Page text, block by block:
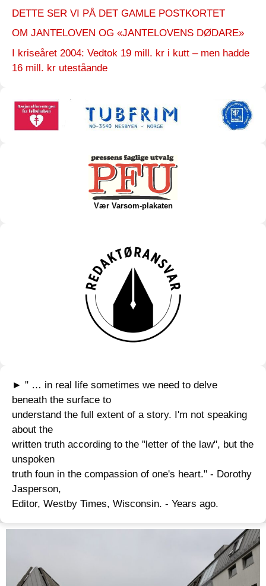
DETTE SER VI PÅ DET GAMLE POSTKORTET
OM JANTELOVEN OG «JANTELOVENS DØDARE»
I kriseåret 2004: Vedtok 19 mill. kr i kutt – men hadde
16 mill. kr uteståande
Vær Varsom-plakaten
► " … in real life sometimes we need to delve
beneath the surface to
understand the full extent of a story. I'm not speaking
about the
written truth according to the "letter of the law", but the
unspoken
truth foun in the compassion of one's heart." - Dorothy
Jasperson,
Editor, Westby Times, Wisconsin. - Years ago.